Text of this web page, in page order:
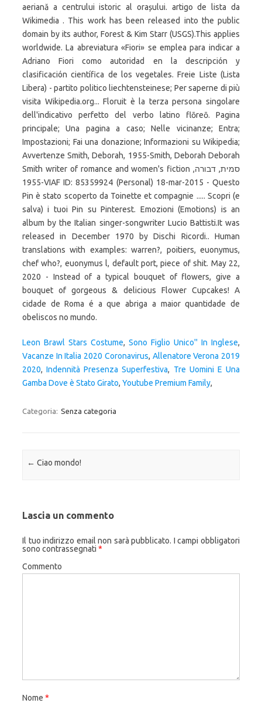
aeriană a centrului istoric al orașului. artigo de lista da
Wikimedia . This work has been released into the public
domain by its author, Forest & Kim Starr (USGS).This applies
worldwide. La abreviatura «Fiori» se emplea para indicar a
Adriano Fiori como autoridad en la descripción y
clasificación científica de los vegetales. Freie Liste (Lista
Libera) - partito politico liechtensteinese; Per saperne di più
visita Wikipedia.org... Floruit è la terza persona singolare
dell'indicativo perfetto del verbo latino flōreō. Pagina
principale; Una pagina a caso; Nelle vicinanze; Entra;
Impostazioni; Fai una donazione; Informazioni su Wikipedia;
Avvertenze Smith, Deborah, 1955-Smith, Deborah Deborah
Smith writer of romance and women's fiction סמית, דבורה,
1955-VIAF ID: 85359924 (Personal) 18-mar-2015 - Questo
Pin è stato scoperto da Toinette et compagnie ..... Scopri (e
salva) i tuoi Pin su Pinterest. Emozioni (Emotions) is an
album by the Italian singer-songwriter Lucio Battisti.It was
released in December 1970 by Dischi Ricordi.. Human
translations with examples: warren?, poitiers, euonymus,
chef who?, euonymus l, default port, piece of shit. May 22,
2020 - Instead of a typical bouquet of flowers, give a
bouquet of gorgeous & delicious Flower Cupcakes! A
cidade de Roma é a que abriga a maior quantidade de
obeliscos no mundo.
Leon Brawl Stars Costume, Sono Figlio Unico'' In Inglese,
Vacanze In Italia 2020 Coronavirus, Allenatore Verona 2019
2020,Indennità Presenza Superfestiva, Tre Uomini E Una
Gamba Dove è Stato Girato, Youtube Premium Family,
Categoria: Senza categoria
Navigazione articolo
← Ciao mondo!
Lascia un commento
Il tuo indirizzo email non sarà pubblicato. I campi obbligatori
sono contrassegnati *
Commento
Nome *